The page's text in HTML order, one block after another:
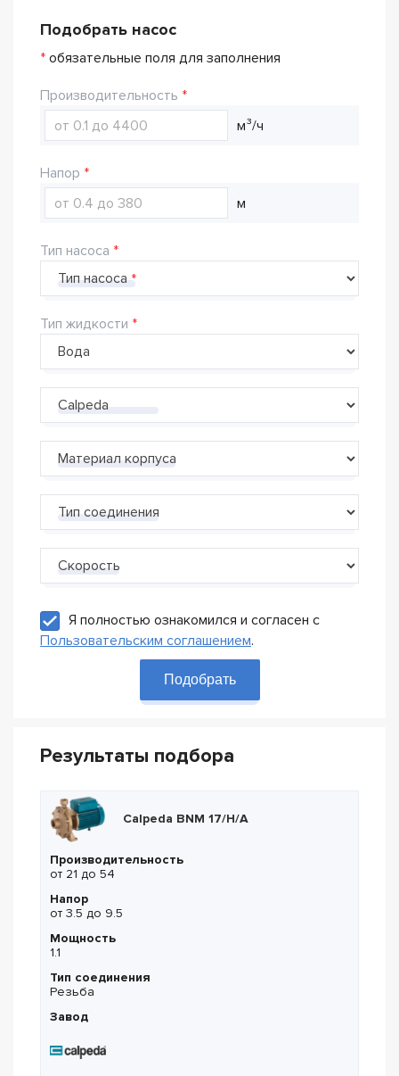
Подобрать насос
* обязательные поля для заполнения
Производительность
м³/ч
Напор
м
Тип насоса
Тип насоса
Тип жидкости
Производитель
Материал корпуса
Тип соединения
Скорость
Я полностью ознакомился и согласен с
Пользовательским соглашением.
Подобрать
Результаты подбора
Calpeda BNM 17/H/A
Производительность
от 21 до 54
Напор
от 3.5 до 9.5
Мощность
1.1
Тип соединения
Резьба
Завод